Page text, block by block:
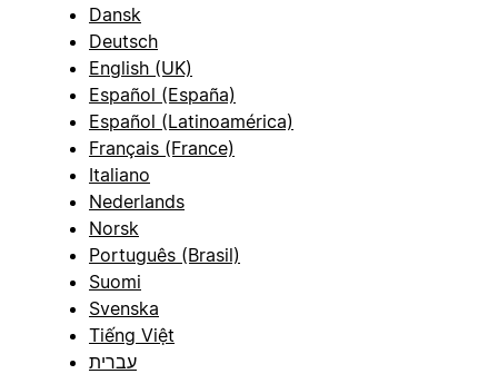
Dansk
Deutsch
English (UK)
Español (España)
Español (Latinoamérica)
Français (France)
Italiano
Nederlands
Norsk
Português (Brasil)
Suomi
Svenska
Tiếng Việt
עברית